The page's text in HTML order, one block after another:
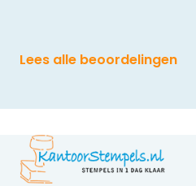
Lees alle beoordelingen